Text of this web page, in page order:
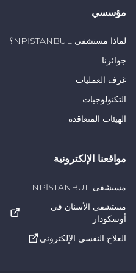
مؤسسي
لماذا مستشفى NPİSTANBUL؟
جوائزنا
غرف العمليات
التكنولوجيات
الهيئات المتعاقدة
مواقعنا الإلكترونية
مستشفى NPİSTANBUL
مستشفى الأسنان في
أوسكودار
العلاج النفسي الإلكتروني